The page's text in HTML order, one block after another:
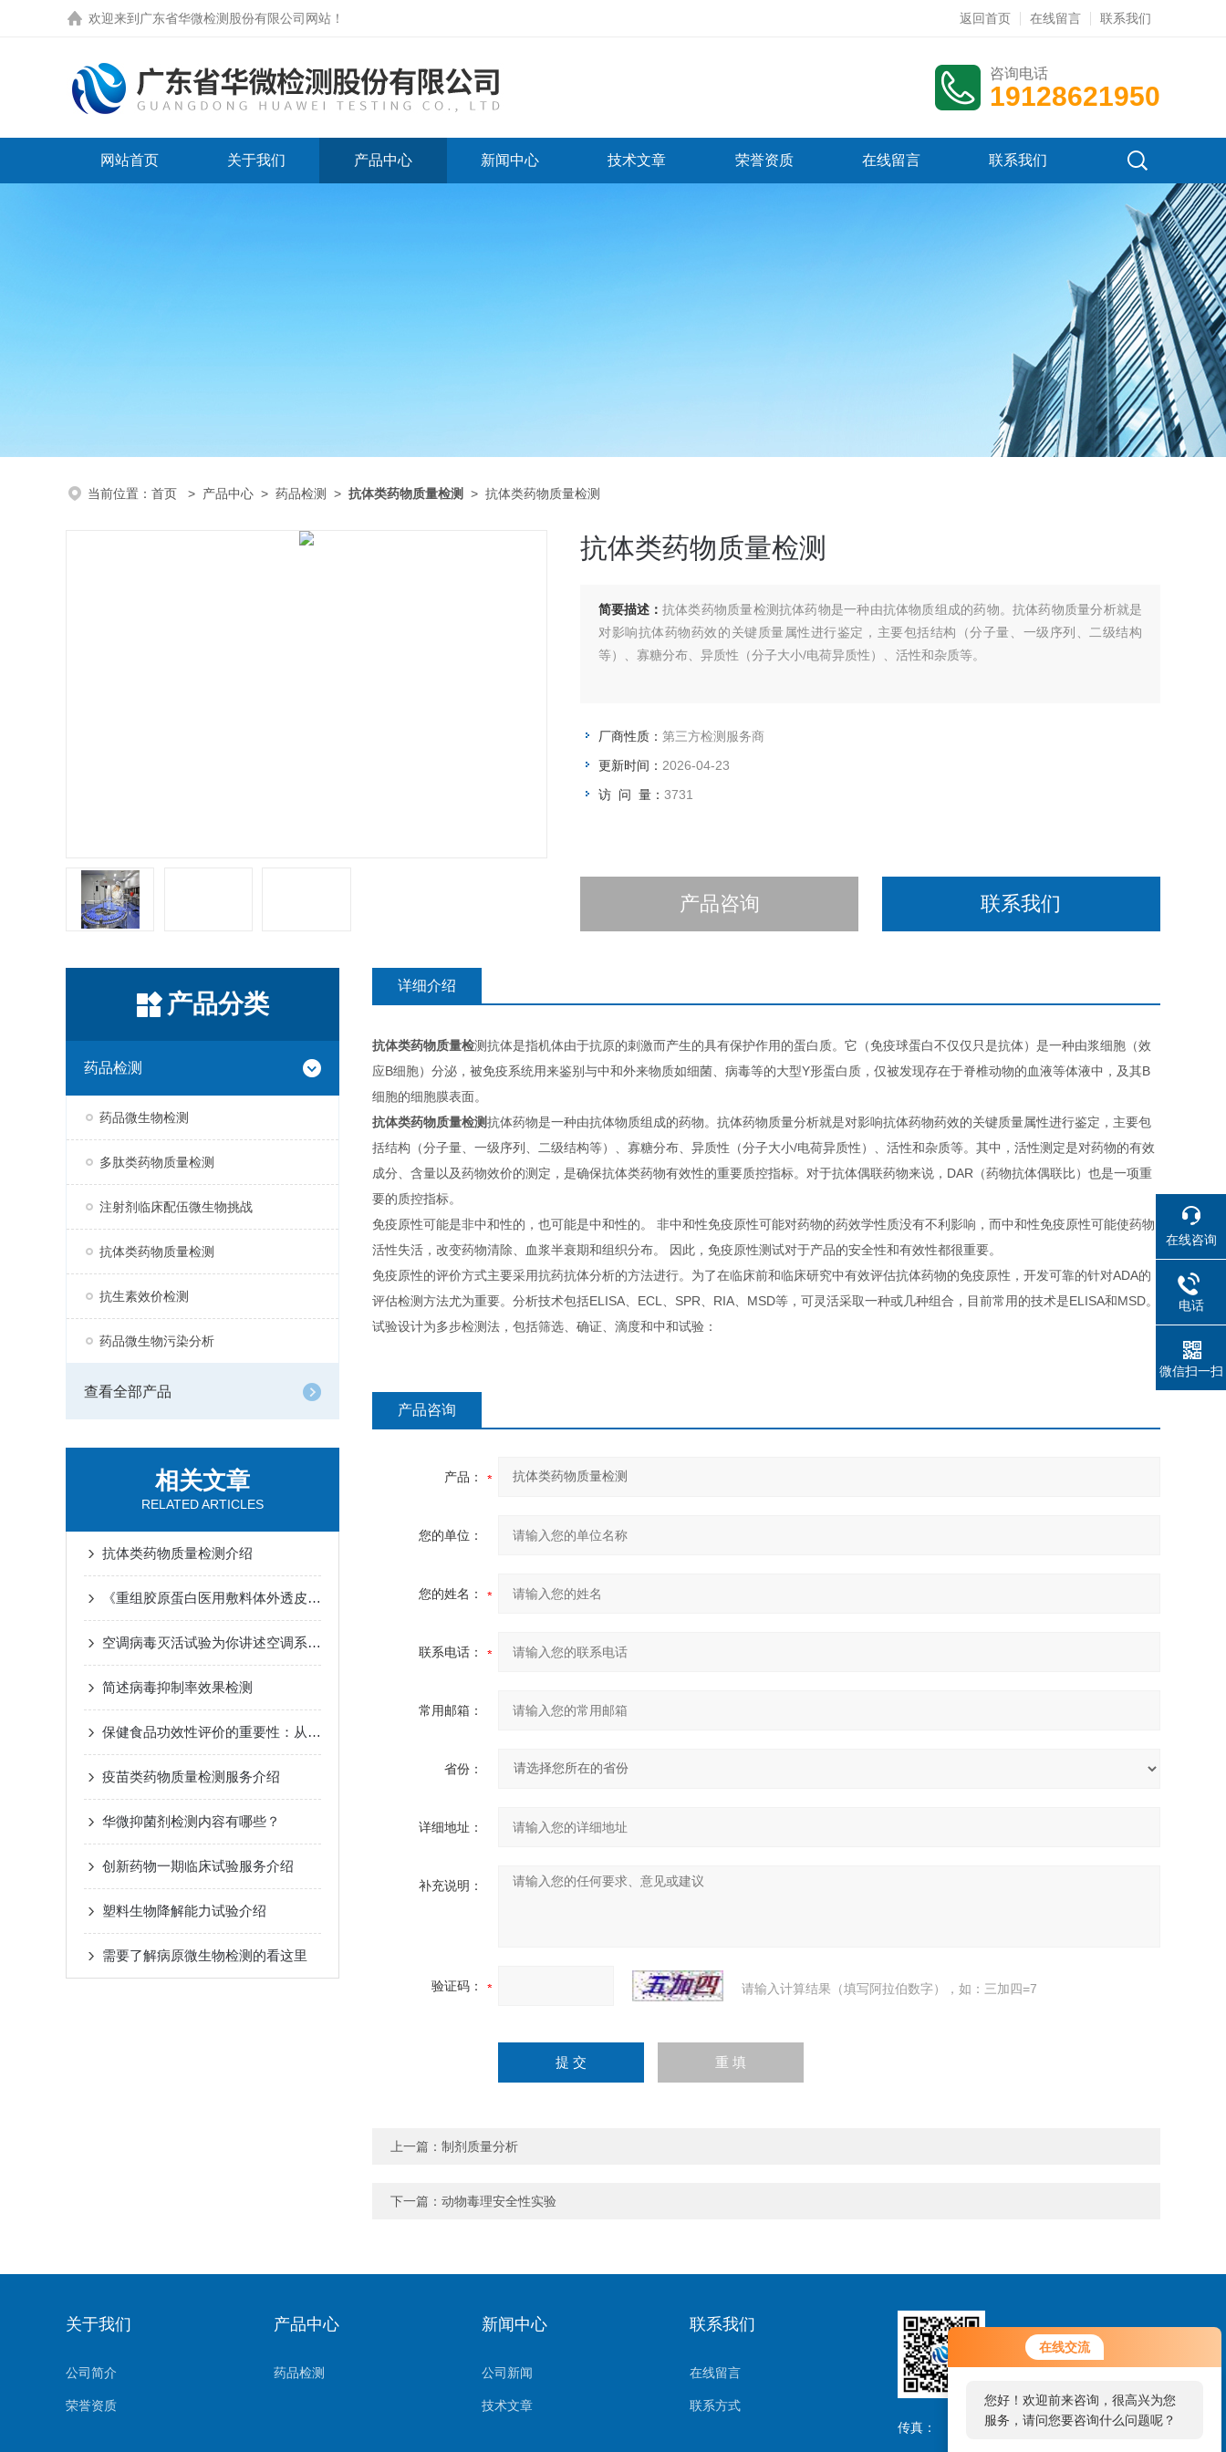
在线交流
您好！欢迎前来咨询，很高兴为您
服务，请问您要咨询什么问题呢？
欢迎来到 广东省华微检测股份有限公司网站 ！ 返回首页 在线留言 联系我们
咨询电话
19128621950
网站首页 关于我们 产品中心 新闻中心 技术文章 荣誉资质 在线留言 联系我们
当前位置： 首页 > 产品中心 > 药品检测 > 抗体类药物质量检测 > 抗体类药物质量检测
抗体类药物质量检测
简要描述： 抗体类药物质量检测抗体药物是一种由抗体物质组成的药物。抗体药物质量分析就是
对影响抗体药物药效的关键质量属性进行鉴定，主要包括结构（分子量、一级序列、二级结构
等）、寡糖分布、异质性（分子大小/电荷异质性）、活性和杂质等。
厂商性质： 第三方检测服务商
更新时间： 2026-04-23
访 问 量： 3731
产品咨询 联系我们
产品分类
药品检测
药品微生物检测
多肽类药物质量检测
注射剂临床配伍微生物挑战
抗体类药物质量检测
抗生素效价检测
药品微生物污染分析
查看全部产品
相关文章
RELATED ARTICLES
抗体类药物质量检测介绍
《重组胶原蛋白医用敷料体外透皮吸收评价指南（荧光标记法）》团标发布！
空调病毒灭活试验为你讲述空调系统对病毒的抑制和灭活效果
简述病毒抑制率效果检测
保健食品功效性评价的重要性：从合规准入到品牌护城河
疫苗类药物质量检测服务介绍
华微抑菌剂检测内容有哪些？
创新药物一期临床试验服务介绍
塑料生物降解能力试验介绍
需要了解病原微生物检测的看这里
详细介绍
抗体类药物质量检测抗体是指机体由于抗原的刺激而产生的具有保护作用的蛋白质。它（免疫球蛋白不仅仅只是抗体）是一种由浆细胞（效
应B细胞）分泌，被免疫系统用来鉴别与中和外来物质如细菌、病毒等的大型Y形蛋白质，仅被发现存在于脊椎动物的血液等体液中，及其B
细胞的细胞膜表面。
抗体类药物质量检测抗体药物是一种由抗体物质组成的药物。抗体药物质量分析就是对影响抗体药物药效的关键质量属性进行鉴定，主要包
括结构（分子量、一级序列、二级结构等）、寡糖分布、异质性（分子大小/电荷异质性）、活性和杂质等。其中，活性测定是对药物的有效
成分、含量以及药物效价的测定，是确保抗体类药物有效性的重要质控指标。对于抗体偶联药物来说，DAR（药物抗体偶联比）也是一项重
要的质控指标。
免疫原性可能是非中和性的，也可能是中和性的。 非中和性免疫原性可能对药物的药效学性质没有不利影响，而中和性免疫原性可能使药物
活性失活，改变药物清除、血浆半衰期和组织分布。 因此，免疫原性测试对于产品的安全性和有效性都很重要。
免疫原性的评价方式主要采用抗药抗体分析的方法进行。为了在临床前和临床研究中有效评估抗体药物的免疫原性，开发可靠的针对ADA的
评估检测方法尤为重要。分析技术包括ELISA、ECL、SPR、RIA、MSD等，可灵活采取一种或几种组合，目前常用的技术是ELISA和MSD。
试验设计为多步检测法，包括筛选、确证、滴度和中和试验：
产品咨询
产品：
您的单位：
您的姓名：
联系电话：
常用邮箱：
省份：
详细地址：
补充说明：
验证码： 请输入计算结果（填写阿拉伯数字），如：三加四=7
上一篇： 制剂质量分析
下一篇： 动物毒理安全性实验
关于我们
公司简介
荣誉资质
产品中心
药品检测
新闻中心
公司新闻
技术文章
联系我们
在线留言
联系方式
扫码关注
传真：
在线咨询
电话
微信扫一扫